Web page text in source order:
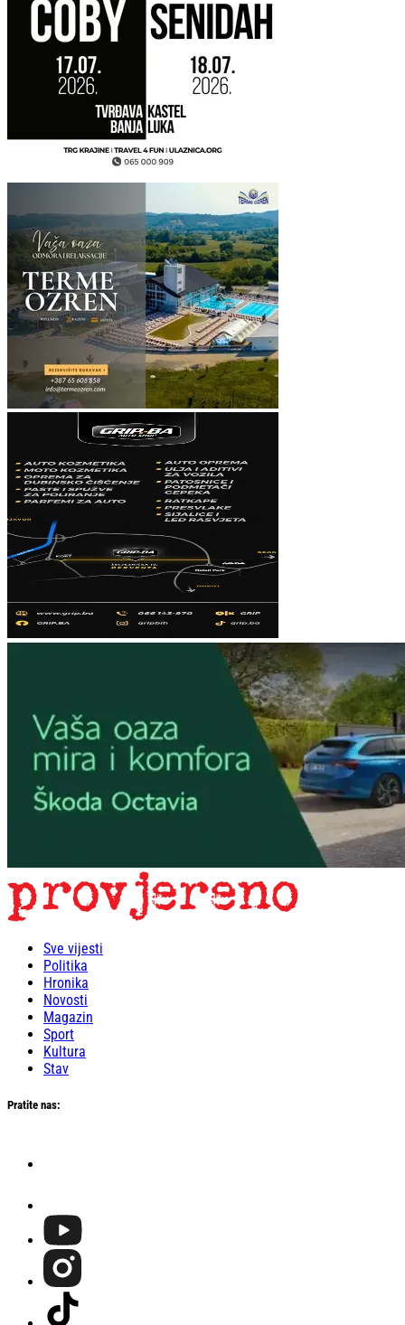
Sve vijesti
Politika
Hronika
Novosti
Magazin
Sport
Kultura
Stav
Pratite nas: